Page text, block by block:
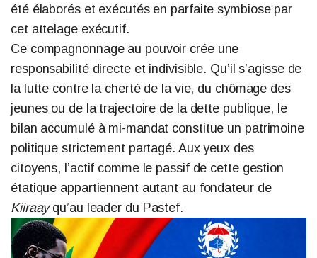
été élaborés et exécutés en parfaite symbiose par
cet attelage exécutif.
Ce compagnonnage au pouvoir crée une
responsabilité directe et indivisible. Qu’il s’agisse de
la lutte contre la cherté de la vie, du chômage des
jeunes ou de la trajectoire de la dette publique, le
bilan accumulé à mi-mandat constitue un patrimoine
politique strictement partagé. Aux yeux des
citoyens, l’actif comme le passif de cette gestion
étatique appartiennent autant au fondateur de
Kiiraayqu’au leader du Pastef.